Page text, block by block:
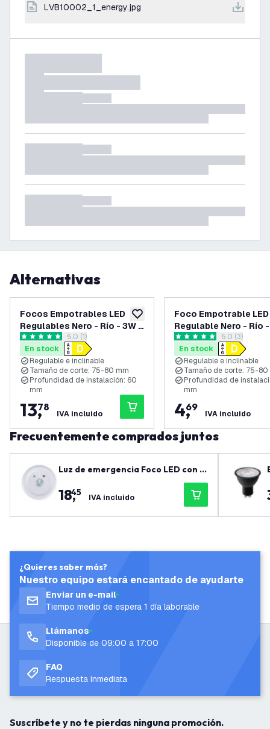
LVB10002_1_energy.jpg
Alternativas
añadir a lista de deseos
Focos Empotrables LED
Regulables Nero - Río - 3W -
2700K - ø85mm - 3 pack
abrir el panel de reseñas
5 estrellas de puntuación
5.0 (1)
En stock
Regulable e inclinable
Tamaño de corte: 75-80 mm
Profundidad de instalación: 60
mm
13,
78
IVA incluido
Foco Empotrable LED
Regulable Nero - Río
2700K - ø85mm
abrir el panel
5 estrellas de puntuación
5.0 (3)
En stock
Regulable e inclinable
Tamaño de corte: 75-80
Profundidad de
mm
4,
69
IVA incluido
Frecuentemente comprados juntos
Luz de emergencia Foco LED con b
atería 3.5W - 6500K - Montaje en T
echo
18,
45 IVA incluido
¿Quieres saber más?
Nuestro equipo estará encantado de ayudarte
Enviar un e-mail
Tiempo medio de espera 1 día laborable
Llámanos
Disponible de 09:00 a 17:00
FAQ
Respuesta inmediata
Suscríbete y no te pierdas ninguna promoción.